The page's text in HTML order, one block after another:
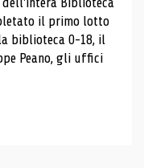
il primo lotto
biblioteca 0-18, il
Peano, gli uffici